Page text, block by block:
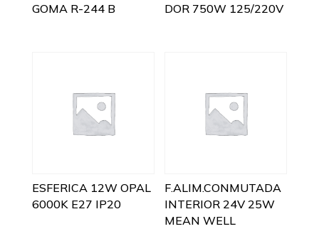
GOMA R-244 B
DOR 750W 125/220V
ESFERICA 12W OPAL
6000K E27 IP20
F.ALIM.CONMUTADA
INTERIOR 24V 25W
MEAN WELL